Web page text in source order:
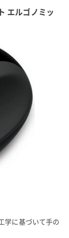
エルゴノミッ
学に基づいて手の